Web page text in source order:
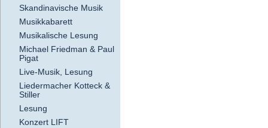
Skandinavische Musik
Musikkabarett
Musikalische Lesung
Michael Friedman & Paul
Pigat
Live-Musik, Lesung
Liedermacher Kotteck &
Stiller
Lesung
Konzert LIFT